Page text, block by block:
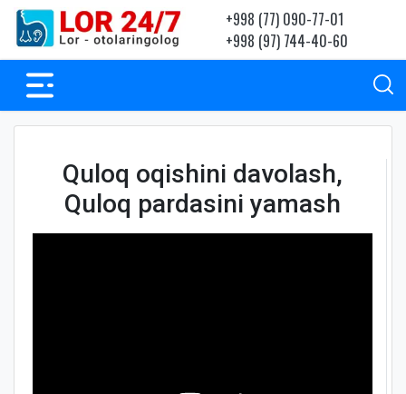
+998 (77) 090-77-01
+998 (97) 744-40-60
Quloq oqishini davolash,
Quloq pardasini yamash